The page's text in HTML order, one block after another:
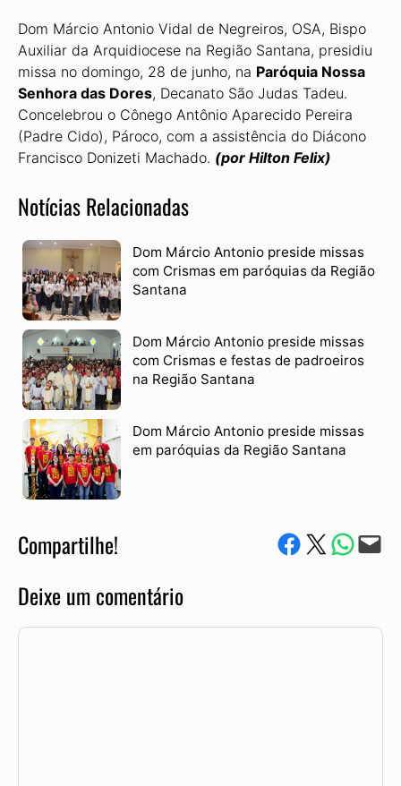
Dom Márcio Antonio Vidal de Negreiros, OSA, Bispo
Auxiliar da Arquidiocese na Região Santana, presidiu
missa no domingo, 28 de junho, na Paróquia Nossa
Senhora das Do­res, Decanato São Judas Tadeu.
Concelebrou o Cônego Antônio Aparecido Pereira
(Padre Cido), Pároco, com a assistência do Diácono
Francisco Donizeti Machado. (por Hilton Felix)
Notícias Relacionadas
Dom Márcio Antonio preside missas
com Crismas em paróquias da Região
Santana
Dom Márcio Antonio preside missas
com Crismas e festas de padroeiros
na Região Santana
Dom Márcio Antonio preside missas
em paróquias da Região Santana
Compartilhe! Compartilhe no Facebook
Compartilhe no Twitter
Compartile via
Envie via e-mail
Deixe um comentário
Comentário